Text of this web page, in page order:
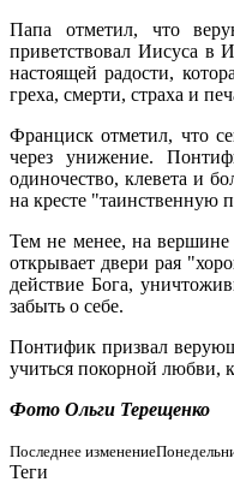
Папа отметил, что
приветствовал Иисуса в
настоящей радости,
греха, смерти, страха и
Франциск отметил, что
через унижение.
одиночество, клевета и
на кресте "таинственную
Тем не менее, на
открывает двери рая
действие Бога,
забыть о себе.
Понтифик призвал
учиться покорной любви,
Фото Ольги Терещенко
Последнее
Теги